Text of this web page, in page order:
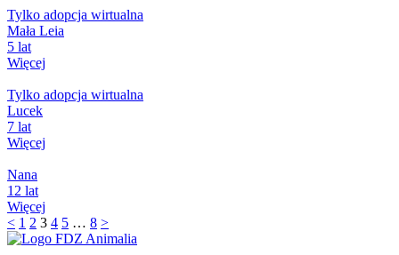
Tylko adopcja wirtualna
Mała Leia
5 lat
Więcej
Tylko adopcja wirtualna
Lucek
7 lat
Więcej
Nana
12 lat
Więcej
< 1 2 3 4 5 … 8 >